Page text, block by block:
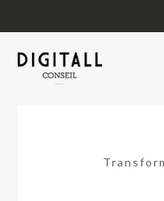
Retour aux articles